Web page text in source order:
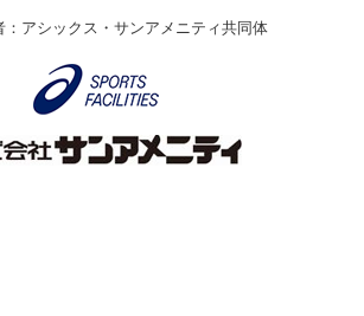
会 バレーボール大会が開催されました
を開催しました！
：アシックス・サンアメニティ共同体